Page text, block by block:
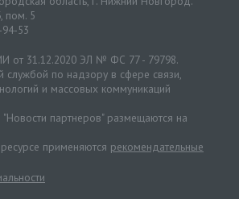
пом. 5
53
от 31.12.2020 ЭЛ № ФС 77 - 79798.
по надзору в сфере связи,
и массовых коммуникаций
партнеров" размещаются на
применяются рекомендательные